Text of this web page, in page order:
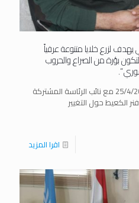
يهدف لزرع خلايا متنوعة عرقياً
بؤرة من الصراع والحروب
“.
في لقاء صحفي صباح يوم 25/4/2018 مع نائب الرئاسة المشتركة
الكعيط حول التغيير
اقرا المزيد